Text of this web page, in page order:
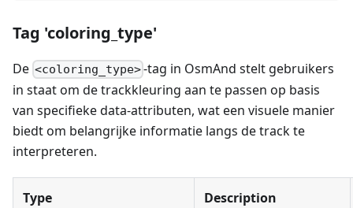
Tag 'coloring_type'
De <coloring_type>-tag in OsmAnd stelt gebruikers
in staat om de trackkleuring aan te passen op basis
van specifieke data-attributen, wat een visuele manier
biedt om belangrijke informatie langs de track te
interpreteren.
Type Description